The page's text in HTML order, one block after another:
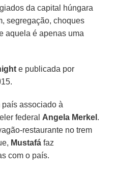
da capital húngara
segregação, choques
aquela é apenas uma
e publicada por
associado à
federal Angela Merkel .
restaurante no trem
Mustafá faz
com o país.